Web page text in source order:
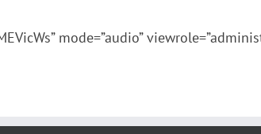
mode=”audio”